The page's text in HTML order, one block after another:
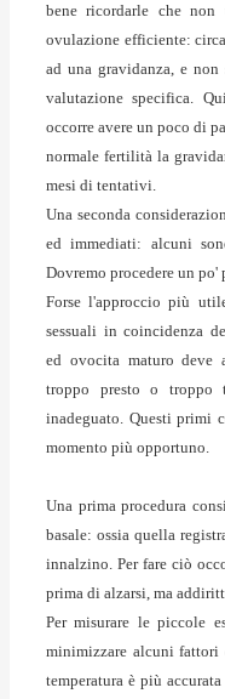
bene ricordarle che
ovulazione efficiente:
ad una gravidanza, e
valutazione specifica.
occorre avere un poco di
normale fertilità la
mesi di tentativi.
Una seconda
ed immediati: alcuni
Dovremo procedere un po'
Forse l'approccio più
sessuali in coincidenza
ed ovocita maturo deve
troppo presto o troppo
inadeguato. Questi primi
momento più opportuno.
Una prima procedura
basale: ossia quella
innalzino. Per fare ciò
prima di alzarsi, ma
Per misurare le piccole
minimizzare alcuni fattori
temperatura è più